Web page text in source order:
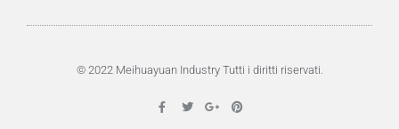
© 2022 Meihuayuan Industry Tutti i diritti riservati.